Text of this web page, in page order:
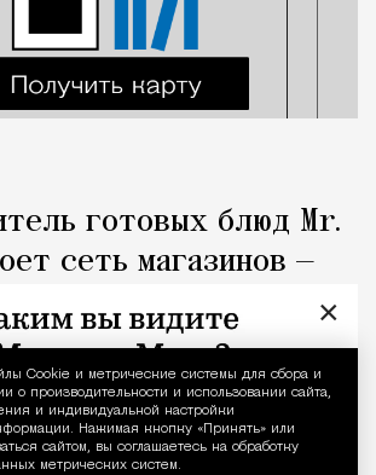
Уведомление
Сookie и метрические системы для сбора и
о производительности и использовании сайта,
и индивидуальной настройки
Нажимая кнопку «Принять» или
сайтом, вы соглашаетесь на обработку
метрических систем.
готовых блюд Mr.
сеть магазинов —
«Милти»
×